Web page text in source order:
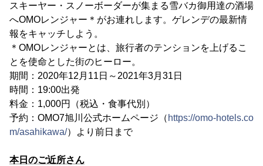
スキーヤー・スノーボーダーが集まる雪バカ御用達の酒場
へOMOレンジャー＊がお連れします。ゲレンデの最新情
報をキャッチしよう。
＊OMOレンジャーとは、旅行者のテンションを上げるこ
とを使命とした街のヒーロー。
期間：2020年12月11日～2021年3月31日
時間：19:00出発
料金：1,000円（税込・食事代別）
予約：OMO7旭川公式ホームページ（ https://omo-hotels.co
m/asahikawa/）より前日まで
本日のご近所さん